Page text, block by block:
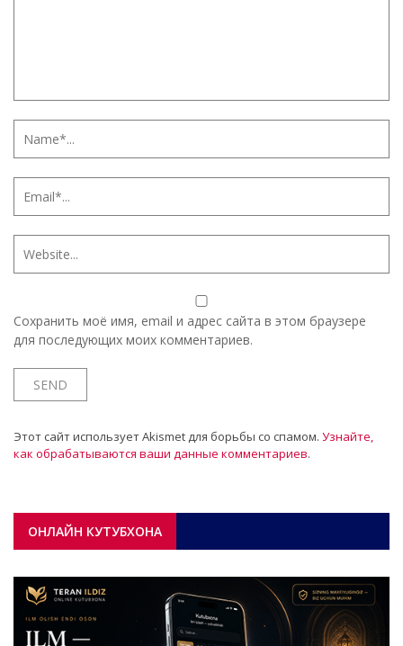
Сохранить моё имя, email и адрес сайта в этом браузере
для последующих моих комментариев.
Этот сайт использует Akismet для борьбы со спамом. Узнайте,
как обрабатываются ваши данные комментариев.
ОНЛАЙН КУТУБХОНА